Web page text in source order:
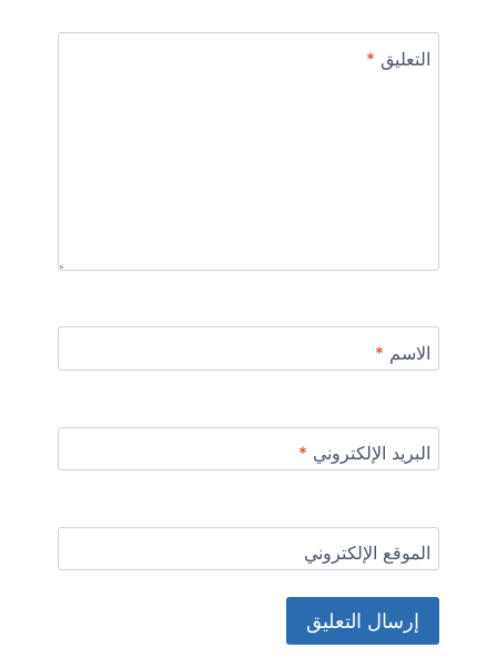
التعليق *
الاسم *
البريد الإلكتروني *
الموقع الإلكتروني